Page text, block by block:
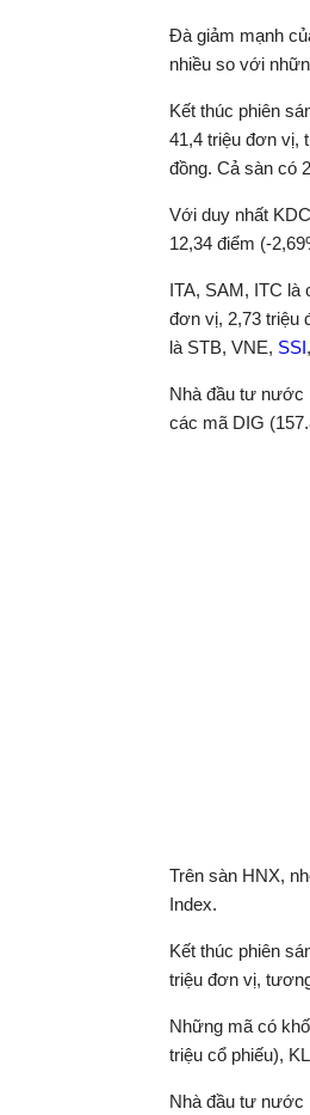
Đà giảm mạnh
nhiều so với
Kết thúc phiên
41,4 triệu đơn vị,
đồng. Cả sàn có
Với duy nhất
12,34 điểm (-
ITA, SAM, ITC
đơn vị, 2,73 triệu
là STB, VNE, SSI
Nhà đầu tư nước
các mã DIG
Trên sàn HNX,
Index.
Kết thúc phiên
triệu đơn vị,
Những mã có
triệu cổ phiếu),
Nhà đầu tư nước